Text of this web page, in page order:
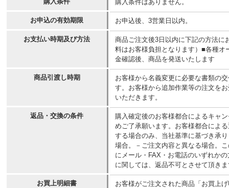
購入条件はありません。
お申込の有効期限 お申込後、3営業日以内。
お支払い時期及び方法
商品ご注文後3日以内に下記の方法に
料はお客様負担となります）■各種
金確認後、商品を発送いたします
商品引渡し時期
お客様から名義変更に必要な書類の
す。お客様から追加作業等の注文を
いただきます。
返品・交換の条件
購入確定後のお客様都合によるキャ
めご了承願います。お客様都合によ
する場合のみ、当社基準に基づき承
場合。－ご注文内容と異なる場合。
にメール・FAX・お電話のいずれか
に関しては、返品不可とさせて頂き
お買上明細書
お客様がご注文された商品「お買上